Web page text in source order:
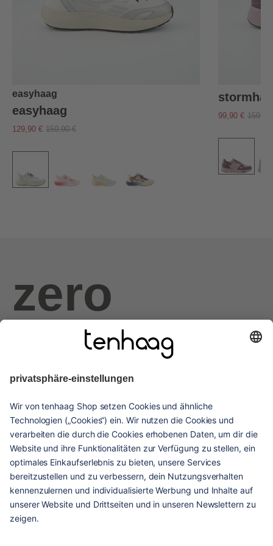
easyhaag
easyhaag
129,90 € 159,90 €
99,90 € 159,90
zero
haags
given
hilfe & service
kontakt